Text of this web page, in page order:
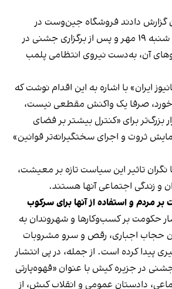
گزارش دادند فروشگاه جین‌وست در
خیابان فرشته تهران، شنبه ۱۹ مهر و پس از برگزاری جشنی در
آن، به‌دست نیروی انتظامی پلمب
ایران» با اشاره به این اقدام نوشت که
صرفا یک واکنش مقطعی نیست،
بزرگ‌تر برای «کنترل بیشتر بر فضای
ثروت و اجرای سختگیرانه‌تر قوانین»
نگران تاثیر این سیاست‌ تازه بر معیشت،
و زندگی اجتماعی آنها هستند.
مردم و استفاده از آنها برای سرکوب
حکومت بر کسب‌وکارها و شهروندان به
حجاب اجباری، رقص و سرو مشروبات
پیدا کرده است. از جمله، در پی انتشار
جشنی در جزیره کیش با عنوان «قهوه‌پارتی
دادستان عمومی و انقلاب کیش، از